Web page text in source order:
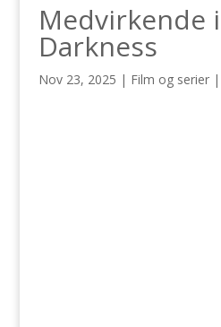
Medvirkende
Darkness
Nov 23, 2025 | Film og serier|